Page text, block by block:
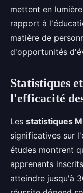
mettent en
rapport à
matière de
d'opportunités
Statistiques
l'efficacité
Les statistiques
significatives sur
études montrent
apprenants
atteindre jusqu'à